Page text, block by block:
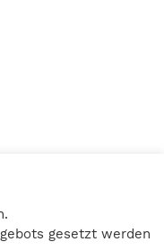
gesetzt werden